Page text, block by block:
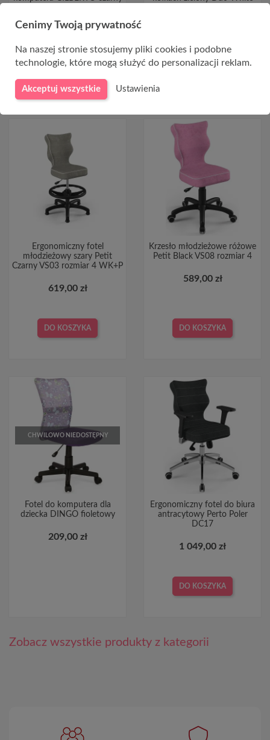
939,00 zł 999,00 zł
DO KOSZYKA DO KOSZYKA
Ergonomiczny fotel
młodzieżowy szary Petit
Czarny VS03 rozmiar 4 WK+P
619,00 zł
DO KOSZYKA
Krzesło młodzieżowe różowe
Petit Black VS08 rozmiar 4
589,00 zł
DO KOSZYKA
CHWILOWO NIEDOSTĘPNY
Fotel do komputera dla
dziecka DINGO fioletowy
209,00 zł
Ergonomiczny fotel do biura
antracytowy Perto Poler
DC17
1 049,00 zł
DO KOSZYKA
Zobacz wszystkie produkty z kategorii
Cenimy Twoją prywatność
Na naszej stronie stosujemy pliki cookies i podobne
technologie, które mogą służyć do personalizacji reklam.
Akceptuj wszystkie Ustawienia